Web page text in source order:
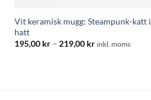
Vit keramisk mugg: Steampunk-katt i
hatt
195,00 kr – 219,00 krPrisintervall:
inkl. moms